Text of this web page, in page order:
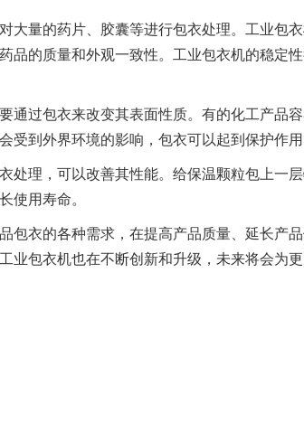
量的药片、胶囊等进行包衣处理。工业包
的质量和外观一致性。工业包衣机的稳定
过包衣来改变其表面性质。有的化工产品
到外界环境的影响，包衣可以起到保护作
理，可以改善其性能。给保温颗粒包上一
使用寿命。
衣的各种需求，在提高产品质量、延长产
包衣机也在不断创新和升级，未来将会为